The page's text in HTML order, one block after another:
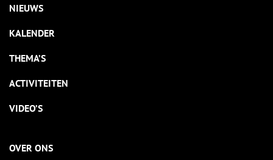
NIEUWS
KALENDER
THEMA’S
ACTIVITEITEN
VIDEO’S
OVER ONS